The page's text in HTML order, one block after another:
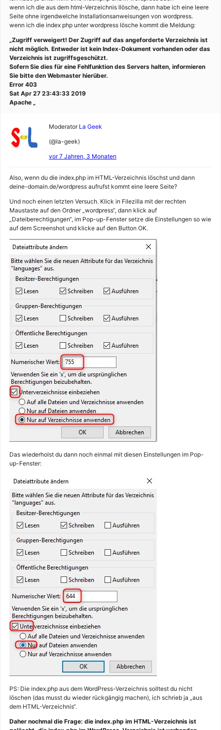
wenn ich die aus dem html-Verzeichnis llösche, dann habe ich eine leere
Seite ohne irgendwelche Installationsanweisungen von wordpress.
wenn ich die index php unter wordpress lösche kommt die Meldung:
„Zugriff verweigert! Der Zugriff auf das angeforderte Verzeichnis ist
nicht möglich. Entweder ist kein Index-Dokument vorhanden oder das
Verzeichnis ist zugriffsgeschützt.
Sofern Sie dies für eine Fehlfunktion des Servers halten, informieren
Sie bitte den Webmaster hierüber.
Error 403
Sat Apr 27 23:43:33 2019
Apache „
Moderator La Geek
(@la-geek)
vor 7 Jahren, 3 Monaten
Also, wenn du die index.php im HTML-Verzeichnis löschst und dann
deine-domain.de/wordpress aufrufst kommt eine leere Seite?
Und noch einen letzten Versuch. Klick in Filezilla mit der rechten
Maustaste auf den Ordner „wordpress“, dann klick auf
„Dateiberechtigungen“, im Pop-up-Fenster setze die Einstellungen so wie
auf dem Screenshot und klicke auf den Button OK.
Das wiederholst du dann noch einmal mit diesen Einstellungen im Pop-
up-Fenster:
PS: Die index.php aus dem WordPress-Verzeichnis solltest du nicht
löschen (das musst du wieder rückgängig machen), ich schrieb ja „aus
dem HTML-Verzeichnis“.
Daher nochmal die Frage: die index.php im HTML-Verzeichnis ist